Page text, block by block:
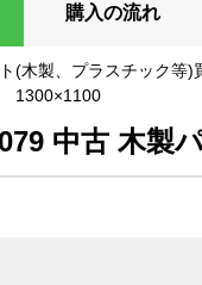
購入の流れ
(木製、プラスチック等)
1300×1100
中古 木製